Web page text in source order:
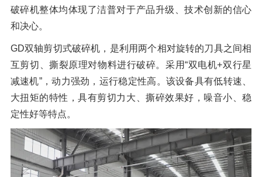
破碎机整体均体现了洁普对于产品升级、技术创新的信心
和决心。
GD双轴剪切式破碎机，是利用两个相对旋转的刀具之间相
互剪切、撕裂原理对物料进行破碎。采用“双电机+双行星
减速机”，动力强劲，运行稳定性高。该设备具有低转速、
大扭矩的特性，具有剪切力大、撕碎效果好，噪音小、稳
定性好等特点。